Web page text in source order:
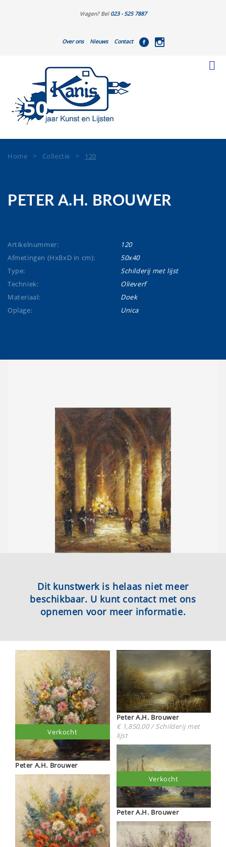
Vragen? Bel 023 - 525 7887
Over ons Nieuws Contact
Home > Collectie > 120
PETER A.H. BROUWER
Artikelnummer:
120
Afmetingen (HxBxD in cm):
50x40
Type:
Schilderij met lijst
Techniek:
Olieverf
Materiaal:
Doek
Oplage:
Unica
Dit kunstwerk is helaas niet meer
beschikbaar. U kunt contact met ons
opnemen voor meer informatie.
Peter A.H. Brouwer
Verkocht
Peter A.H. Brouwer
€ 1,850,00 / Schilderij met
lijst
Peter A.H. Brouwer
Verkocht